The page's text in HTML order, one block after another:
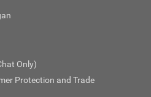
Only)
Protection and Trade